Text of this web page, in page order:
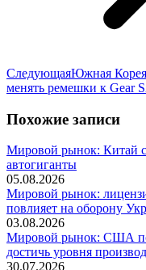
СледующаяСледующая
запись:
Южная Корея:
менять ремешки к Gear
Похожие записи
Мировой рынок: Китай
автогиганты
05.08.2026
Мировой рынок:
повлияет на оборону
03.08.2026
Мировой рынок: США
достичь уровня
30.07.2026